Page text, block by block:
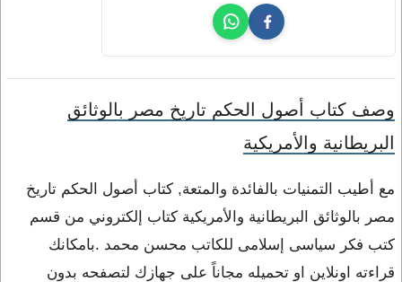
وصف كتاب أصول الحكم تاريخ مصر بالوثائق
البريطانية والأمريكية
مع أطيب التمنيات بالفائدة والمتعة, كتاب أصول الحكم تاريخ
مصر بالوثائق البريطانية والأمريكية كتاب إلكتروني من قسم
كتب فكر سياسى إسلامى للكاتب محسن محمد .بامكانك
قراءته اونلاين او تحميله مجاناً على جهازك لتصفحه بدون